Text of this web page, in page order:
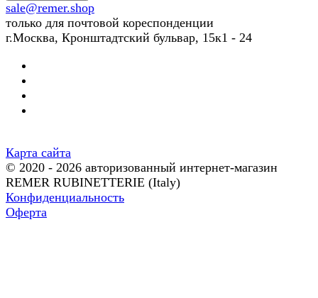
sale@remer.shop
только для почтовой кореспонденции
г.Москва, Кронштадтский бульвар, 15к1 - 24
Карта сайта
© 2020 - 2026 авторизованный интернет-магазин
REMER RUBINETTERIE (Italy)
Конфиденциальность
Оферта